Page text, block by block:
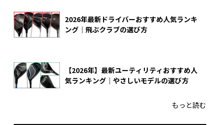
2026年最新ドライバーおすすめ人気ランキ
ング｜飛ぶクラブの選び方
【2026年】最新ユーティリティおすすめ人
気ランキング｜やさしいモデルの選び方
もっと読む